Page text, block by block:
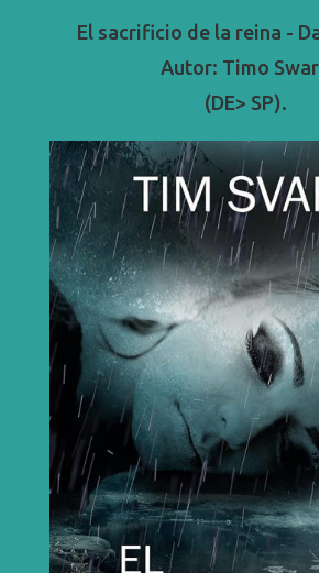
El sacrificio de la reina -
Autor: Timo
(DE> SP).